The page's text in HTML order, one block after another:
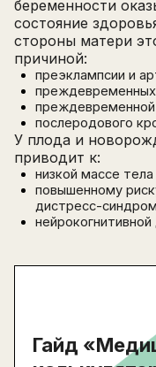
беременности
состояние
стороны матери
причиной:
преэклампсии и
преждевременной
послеродового
У плода и
приводит к:
низкой массе
повышенному
дистресс-
Гайд